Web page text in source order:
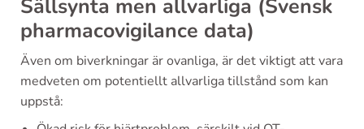
Sällsynta men allvarliga (Svensk
pharmacovigilance data)
Även om biverkningar är ovanliga, är det viktigt att vara
medveten om potentiellt allvarliga tillstånd som kan
uppstå: